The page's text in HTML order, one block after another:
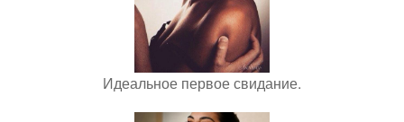
Идеальное первое свидание.